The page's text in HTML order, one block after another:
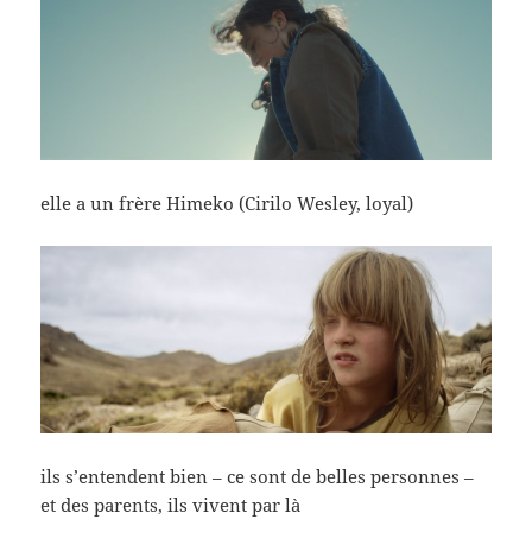
elle a un frère Himeko (Cirilo Wesley, loyal)
ils s’entendent bien – ce sont de belles personnes –
et des parents, ils vivent par là